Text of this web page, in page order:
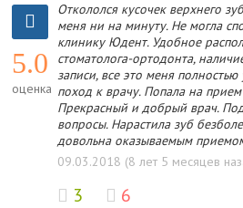
5.0
оценка
Откололся кусочек верхнего
меня ни на минуту. Не могла
клинику Юдент. Удобное
стоматолога-ортодонта,
записи, все это меня
поход к врачу. Попала на
Прекрасный и добрый врач.
вопросы. Нарастила зуб
довольна оказываемым
09.03.2018 (8 лет 5 месяцев
3 6